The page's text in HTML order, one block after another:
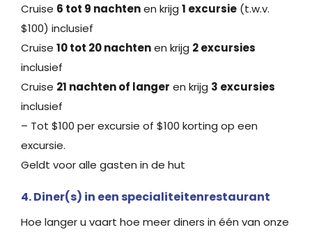
Cruise 6 tot 9 nachtenen krijg 1 excursie (t.w.v.
$100) inclusief
Cruise 10 tot 20 nachtenen krijg 2 excursies
inclusief
Cruise 21 nachten of langer en krijg 3 excursies
inclusief
– Tot $100 per excursie of $100 korting op een
excursie.
Geldt voor alle gasten in de hut
4. Diner(s) in een specialiteitenrestaurant
Hoe langer u vaart hoe meer diners in één van onze